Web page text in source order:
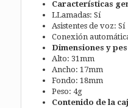
Características
LLamadas: Sí
Asistentes de voz: Sí
Conexión
Dimensiones y
Alto: 31mm
Ancho: 17mm
Fondo: 18mm
Peso: 4g
Contenido de la